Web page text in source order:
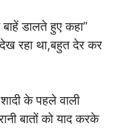
डालते हुए कहा”
रहा था,बहुत देर कर
के पहले वाली
बातों को याद करके